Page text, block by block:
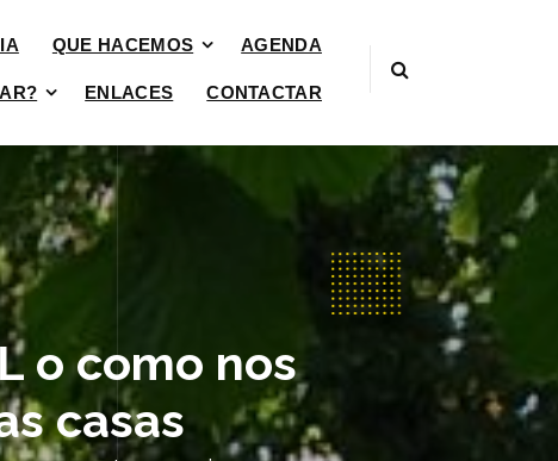
QUE HACEMOS AGENDA
ENLACES CONTACTAR
o como nos
casas